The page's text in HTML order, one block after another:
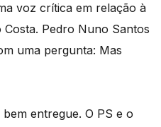
voz crítica em relação à
Pedro Nuno Santos
uma pergunta: Mas
entregue. O PS e o